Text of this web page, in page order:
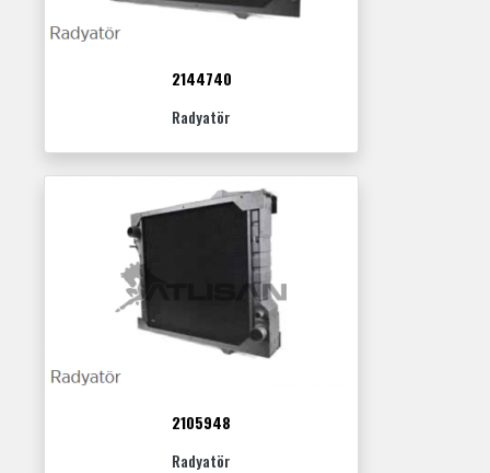
2144740
Radyatör
2105948
Radyatör